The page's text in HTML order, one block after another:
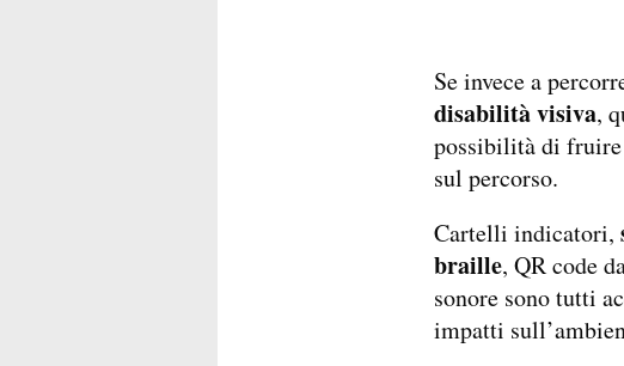
Se invece a
disabilità visiva,
possibilità di
sul percorso.
Cartelli indicatori,
braille, QR code
sonore sono tutti
impatti